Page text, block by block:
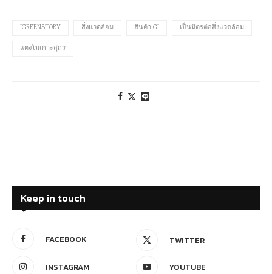
IGREENSTORY สิ่งแวดล้อม สินค้า GI เป็นมิตรต่อสิ่งแวดล้อม
แตงโมเกาะสุกร
Keep in touch
FACEBOOK TWITTER
INSTAGRAM YOUTUBE